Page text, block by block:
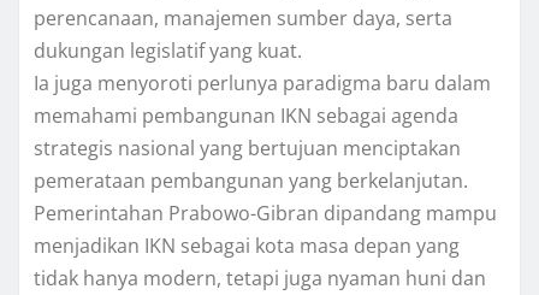
perencanaan, manajemen sumber daya, serta
dukungan legislatif yang kuat.
Ia juga menyoroti perlunya paradigma baru dalam
memahami pembangunan IKN sebagai agenda
strategis nasional yang bertujuan menciptakan
pemerataan pembangunan yang berkelanjutan.
Pemerintahan Prabowo-Gibran dipandang mampu
menjadikan IKN sebagai kota masa depan yang
tidak hanya modern, tetapi juga nyaman huni dan